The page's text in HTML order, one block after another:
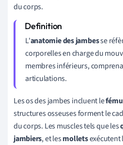
du corps.
L'anatomie des jambesse
corporelles en charge du
membres inférieurs,
articulations.
Les os des jambes incluent le
structures osseuses forment le
du corps. Les muscles tels que les
jambiers, et lesmolletsexécutent